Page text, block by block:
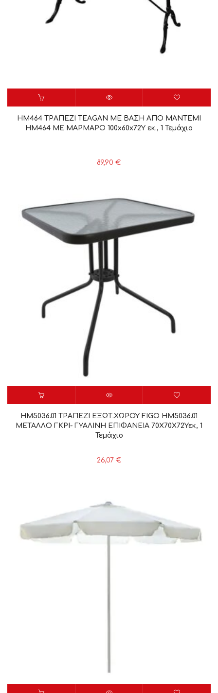
HM464 ΤΡΑΠΕΖΙ TEAGAN ΜΕ ΒΑΣΗ ΑΠΟ ΜΑΝΤΕΜΙ
HM464 ΜΕ ΜΑΡΜΑΡΟ 100x60x72Υ εκ., 1 Τεμάχιο
89,90 €
HM5036.01 ΤΡΑΠΕΖΙ ΕΞΩΤ.ΧΩΡΟΥ FIGO HM5036.01
ΜΕΤΑΛΛΟ ΓΚΡΙ- ΓΥΑΛΙΝΗ ΕΠΙΦΑΝΕΙΑ 70Χ70Χ72Υεκ, 1
Τεμάχιο
26,07 €